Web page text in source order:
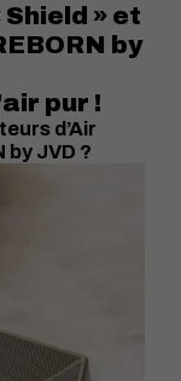
» et
by
pur !
d’Air
by JVD ?